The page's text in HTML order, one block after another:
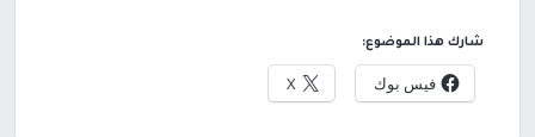
شارك هذا الموضوع:
فيس بوك X